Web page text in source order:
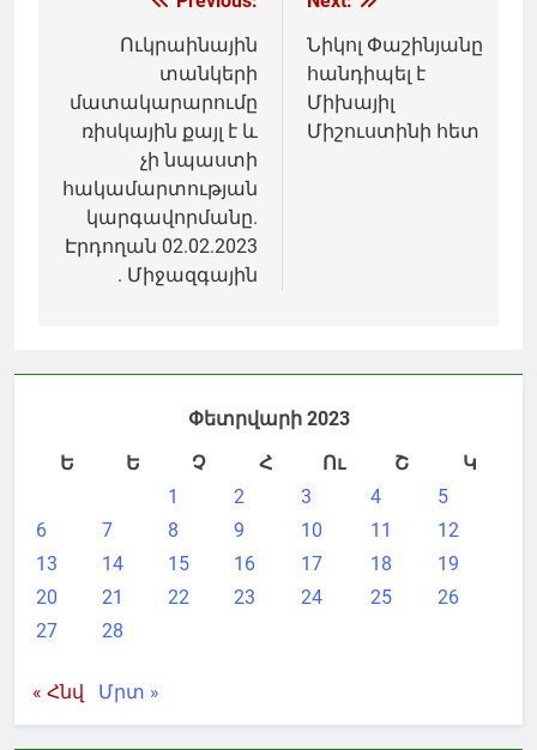
նավարկումը
Ուկրաինային
տանկերի
մատակարարումը
ռիսկային քայլ է և
չի նպաստի
հակամարտության
կարգավորմանը.
Էրդողան 02.02.2023
. Միջազգային
Նիկոլ Փաշինյանը
հանդիպել է
Միխայիլ
Միշուստինի հետ
Փետրվարի 2023
Ե
Ե Չ Հ Ու Շ
Կ
1
2 3 4
5
6
7 8 9 10 11
12
13
14 15 16 17 18
19
20
21 22 23 24 25
26
27
28
« Հնվ Մրտ »